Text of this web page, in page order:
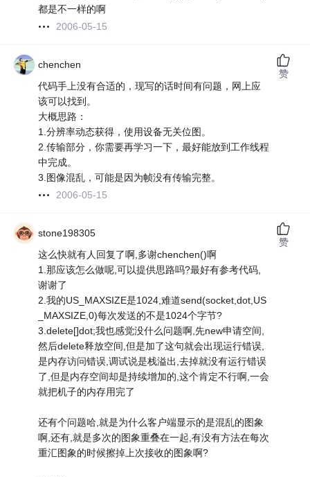
都是不一样的啊
2006-05-15
chenchen
代码手上没有合适的，现写的话时间有问题，网上应
该可以找到。
大概思路：
1.分辨率动态获得，使用设备无关位图。
2.传输部分，你需要再学习一下，最好能放到工作线程
中完成。
3.图像混乱，可能是因为帧没有传输完整。
2006-05-15
赞
stone198305
这么快就有人回复了啊,多谢chenchen()啊
1.那应该怎么做呢,可以提供思路吗?最好有参考代码,
谢谢了
2.我的US_MAXSIZE是1024,难道send(socket,dot,US
_MAXSIZE,0)每次发送的不是1024个字节?
3.delete[]dot;我也感觉没什么问题啊,先new申请空间,
然后delete释放空间,但是加了这句就会出现运行错误,
是内存访问错误,调试说是栈溢出,去掉就没有运行错误
了,但是内存空间却是持续增加的,这个肯定不行啊,一会
就把机子的内存用完了
还有个问题哈,就是为什么客户端显示的是混乱的图象
啊,还有,就是多次的图象重叠在一起,有没有方法在每次
重汇图象的时候擦掉上次接收的图象啊?
赞